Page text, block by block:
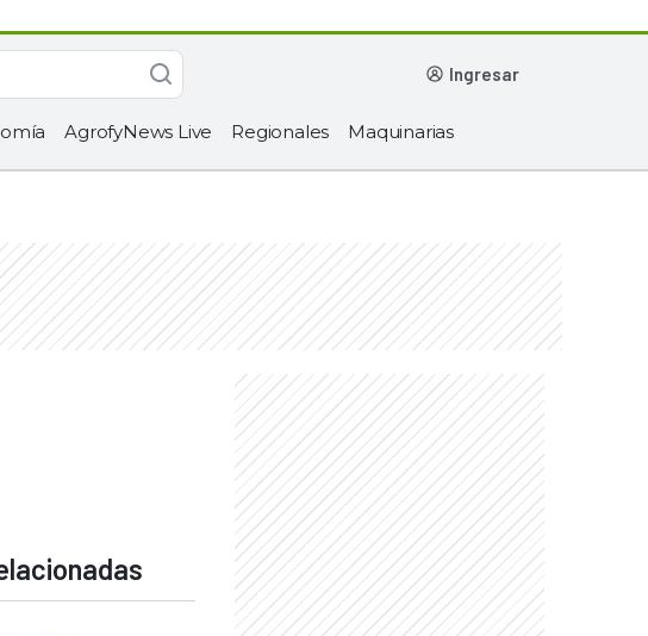
ingresar
AgrofyNews Live Regionales Maquinarias